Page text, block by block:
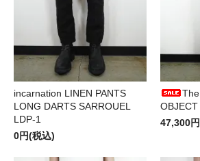
incarnation LINEN PANTS
LONG DARTS SARROUEL
LDP-1
0円(税込)
OBJECT
47,300